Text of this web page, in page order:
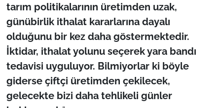
tarım politikalarının üretimden uzak,
günübirlik ithalat kararlarına dayalı
olduğunu bir kez daha göstermektedir.
İktidar, ithalat yolunu seçerek yara bandı
tedavisi uyguluyor. Bilmiyorlar ki böyle
giderse çiftçi üretimden çekilecek,
gelecekte bizi daha tehlikeli günler